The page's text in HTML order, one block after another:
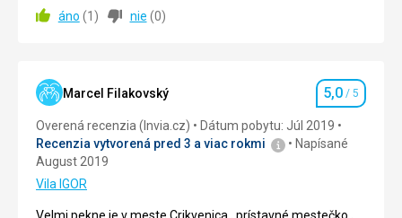
Ubytovanie
Služby 4,0/ 5
Cena 4,0
áno (1 ) nie (0)
Marcel Filakovský Hodnotenie
5,0 / 5
Overená recenzia (Invia.cz)
Dátum pobytu: Júl 2019
Recenzia vytvorená pred 3 a viac rokmi
Napísané
August 2019
Vila IGOR